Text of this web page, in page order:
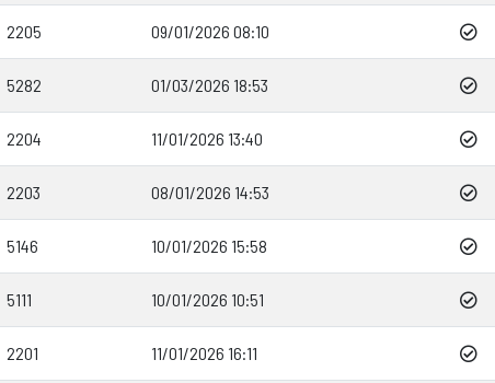
2205 09/01/2026 08:10
5282 01/03/2026 18:53
2204 11/01/2026 13:40
2203 08/01/2026 14:53
5146 10/01/2026 15:58
5111 10/01/2026 10:51
2201 11/01/2026 16:11